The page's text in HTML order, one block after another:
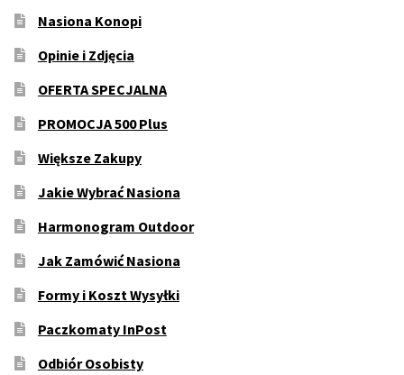
Nasiona Konopi
Opinie i Zdjęcia
OFERTA SPECJALNA
PROMOCJA 500 Plus
Większe Zakupy
Jakie Wybrać Nasiona
Harmonogram Outdoor
Jak Zamówić Nasiona
Formy i Koszt Wysyłki
Paczkomaty InPost
Odbiór Osobisty